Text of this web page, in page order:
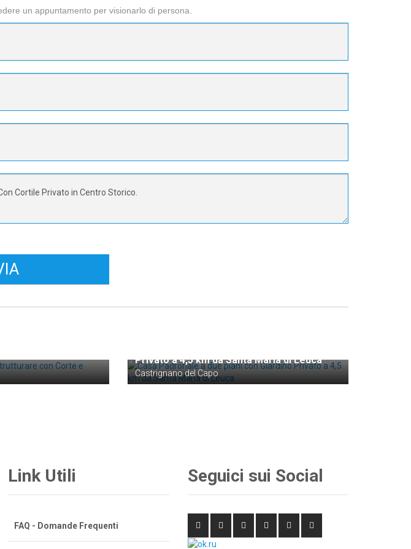
un appuntamento per visionarlo di persona.
Privato a 4,5 km da Santa Maria di Leuca
Castrignano del Capo
Link Utili
FAQ - Domande Frequenti
Seguici sui Social